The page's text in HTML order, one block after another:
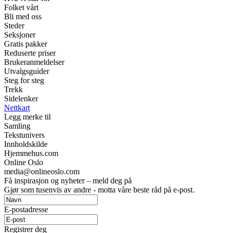
Folket vårt
Bli med oss
Steder
Seksjoner
Gratis pakker
Reduserte priser
Brukeranmeldelser
Utvalgsguider
Steg for steg
Trekk
Sidelenker
Nettkart
Legg merke til
Samling
Tekstunivers
Innholdskilde
Hjemmehus.com
Online Oslo
media@onlineoslo.com
Få inspirasjon og nyheter – meld deg på
Gjør som tusenvis av andre - motta våre beste råd på e-post.
E-postadresse
Registrer deg